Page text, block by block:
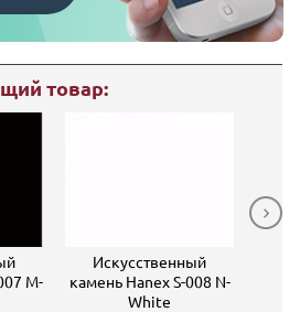
товар:
M-
Искусственный
камень Hanex S-008 N-
White